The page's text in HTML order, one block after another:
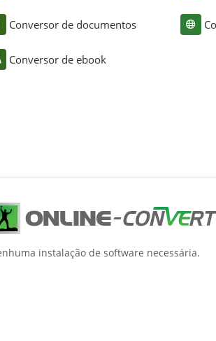
Conversor de documentos
Conversor de ebook
instalação de software necessária.